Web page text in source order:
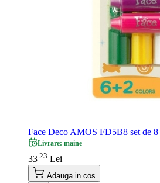
Face Deco AMOS FD5B8 set de
Livrare: maine
33 23 Lei
Adauga in cos